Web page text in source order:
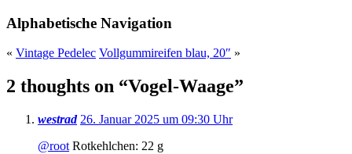
Alphabetische Navigation
« Vintage Pedelec Vollgummireifen blau, 20″ »
2 thoughts on “Vogel-Waage”
westrad 26. Januar 2025 um 09:30 Uhr
@root Rotkehlchen: 22 g